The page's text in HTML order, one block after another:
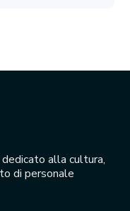
alla cultura,
di personale